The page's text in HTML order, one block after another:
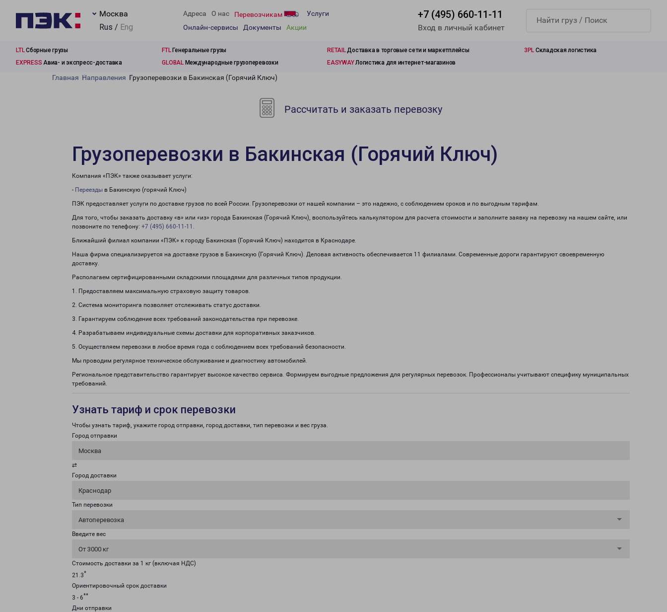
Москва
Rus / Eng
Адреса О нас Перевозчикам
Услуги
Онлайн-сервисы
Документы Акции
+7 (495) 660-11-11
Вход в личный кабинет
LTLСборные грузы FTLГенеральные грузы RETAILДоставка в торговые сети и маркетплейсы 3PL Складская логистика
EXPRESS Авиа- и экспресс-доставка GLOBALМеждународные грузоперевозки EASYWAYЛогистика для интернет-магазинов
Главная Направления Грузоперевозки в Бакинская (Горячий Ключ)
Рассчитать и заказать перевозку
Грузоперевозки в Бакинская (Горячий Ключ)
Компания «ПЭК» также оказывает услуги:
- Переезды в Бакинскую (горячий Ключ)
ПЭК предоставляет услуги по доставке грузов по всей России. Грузоперевозки от нашей компании – это надежно, с соблюдением сроков и по выгодным тарифам.
Для того, чтобы заказать доставку «в» или «из» города Бакинская (Горячий Ключ), воспользуйтесь калькулятором для расчета стоимости и заполните заявку на перевозку на нашем сайте, или
позвоните по телефону: +7 (495) 660-11-11 .
Ближайший филиал компании «ПЭК» к городу Бакинская (Горячий Ключ) находится в Краснодаре.
Наша фирма специализируется на доставке грузов в Бакинскую (Горячий Ключ). Деловая активность обеспечивается 11 филиалами. Современные дороги гарантируют своевременную
доставку.
Располагаем сертифицированными складскими площадями для различных типов продукции.
1. Предоставляем максимальную страховую защиту товаров.
2. Система мониторинга позволяет отслеживать статус доставки.
3. Гарантируем соблюдение всех требований законодательства при перевозке.
4. Разрабатываем индивидуальные схемы доставки для корпоративных заказчиков.
5. Осуществляем перевозки в любое время года с соблюдением всех требований безопасности.
Мы проводим регулярное техническое обслуживание и диагностику автомобилей.
Региональное представительство гарантирует высокое качество сервиса. Формируем выгодные предложения для регулярных перевозок. Профессионалы учитывают специфику муниципальных
требований.
Узнать тариф и срок перевозки
Чтобы узнать тариф, укажите город отправки, город доставки, тип перевозки и вес груза.
Город отправки
Москва
⇄
Город доставки
Краснодар
Тип перевозки
Автоперевозка
Введите вес
От 3000 кг
Стоимость доставки за 1 кг (включая НДС)
21.3*
Ориентировочный срок доставки
3 - 6**
Дни отправки